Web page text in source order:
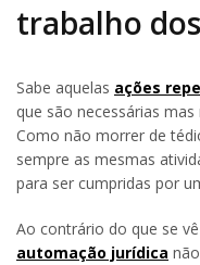
trabalho
Sabe aquelas ações
que são necessárias
Como não morrer de
sempre as mesmas
para ser cumpridas por
Ao contrário do que se
automação jurídica